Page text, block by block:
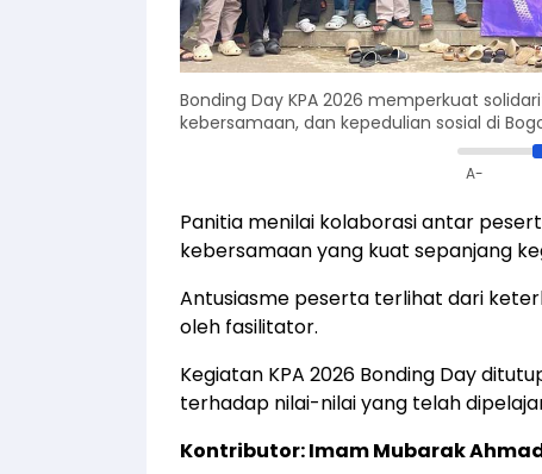
Bonding Day KPA 2026 memperkuat
kebersamaan, dan kepedulian sosial di
A-
Panitia menilai kolaborasi antar
kebersamaan yang kuat sepanjang
Antusiasme peserta terlihat dari
oleh fasilitator.
Kegiatan KPA 2026 Bonding Day
terhadap nilai-nilai yang telah
Kontributor: Imam Mubarak